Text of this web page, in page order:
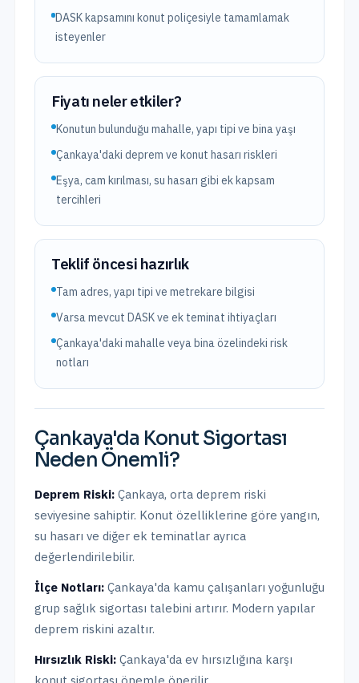
DASK kapsamını konut poliçesiyle tamamlamak
isteyenler
Fiyatı neler etkiler?
Konutun bulunduğu mahalle, yapı tipi ve bina yaşı
Çankaya'daki deprem ve konut hasarı riskleri
Eşya, cam kırılması, su hasarı gibi ek kapsam
tercihleri
Teklif öncesi hazırlık
Tam adres, yapı tipi ve metrekare bilgisi
Varsa mevcut DASK ve ek teminat ihtiyaçları
Çankaya'daki mahalle veya bina özelindeki risk
notları
Çankaya'da Konut Sigortası
Neden Önemli?
Deprem Riski: Çankaya, orta deprem riski
seviyesine sahiptir. Konut özelliklerine göre yangın,
su hasarı ve diğer ek teminatlar ayrıca
değerlendirilebilir.
İlçe Notları: Çankaya'da kamu çalışanları yoğunluğu
grup sağlık sigortası talebini artırır. Modern yapılar
deprem riskini azaltır.
Hırsızlık Riski: Çankaya'da ev hırsızlığına karşı